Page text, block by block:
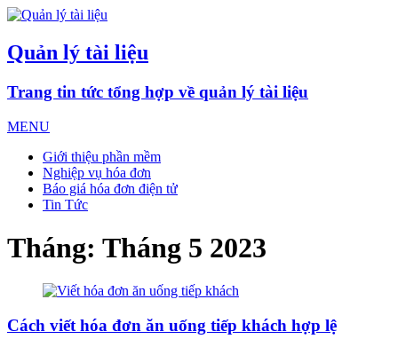
Quản lý tài liệu
Trang tin tức tổng hợp về quản lý tài liệu
MENU
Giới thiệu phần mềm
Nghiệp vụ hóa đơn
Báo giá hóa đơn điện tử
Tin Tức
Tháng: Tháng 5 2023
Cách viết hóa đơn ăn uống tiếp khách hợp lệ